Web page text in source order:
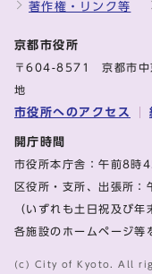
著作権・リンク等
京都市役所
〒604-8571 京都市中
地
市役所へのアクセス
開庁時間
市役所本庁舎：午前8
区役所・支所、出張所
（いずれも土日祝及び
各施設のホームページ等
(c) City of Kyoto. All